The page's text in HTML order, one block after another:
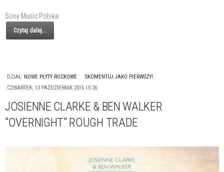
Sony Music Polska
Czytaj dalej...
DZIAŁ: NOWE PŁYTY ROCKOWE
SKOMENTUJ JAKO PIERWSZY!
CZWARTEK, 13 PAŹDZIERNIK 2016 15:26
JOSIENNE CLARKE & BEN WALKER
"OVERNIGHT" ROUGH TRADE